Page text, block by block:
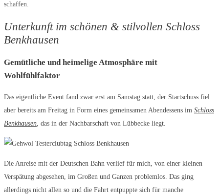
schaffen.
Unterkunft im schönen & stilvollen Schloss
Benkhausen
Gemütliche und heimelige Atmosphäre mit
Wohlfühlfaktor
Das eigentliche Event fand zwar erst am Samstag statt, der Startschuss fiel
aber bereits am Freitag in Form eines gemeinsamen Abendessens im Schloss
Benkhausen, das in der Nachbarschaft von Lübbecke liegt.
Die Anreise mit der Deutschen Bahn verlief für mich, von einer kleinen
Verspätung abgesehen, im Großen und Ganzen problemlos. Das ging
allerdings nicht allen so und die Fahrt entpuppte sich für manche